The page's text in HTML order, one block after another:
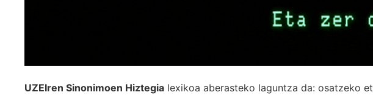
UZEIren Sinonimoen Hiztegia lexikoa aberasteko laguntza da: osatzeko